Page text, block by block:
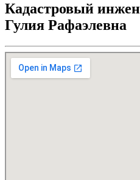
Кадастровый
Гулия Рафаэлевна